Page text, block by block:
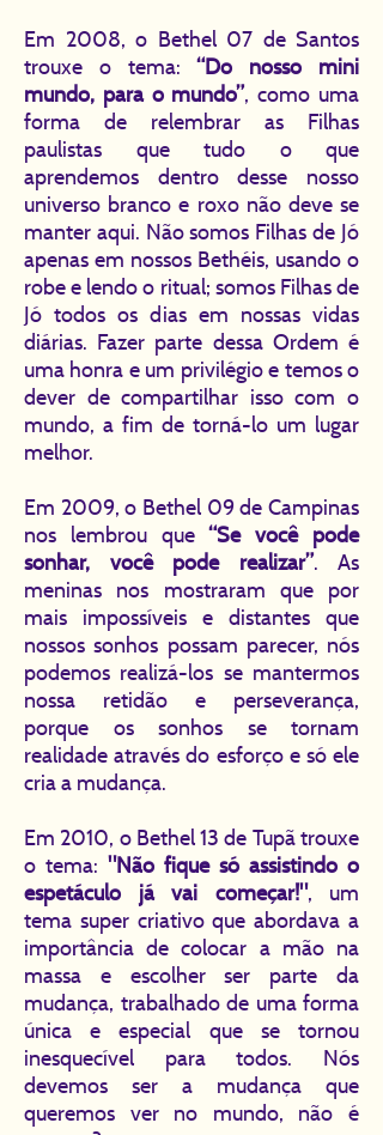
Em 2008, o Bethel 07 de Santos
trouxe o tema:“Do nosso mini
mundo, para o mundo”, como uma
forma de relembrar as Filhas
paulistas que tudo o que
aprendemos dentro desse nosso
universo branco e roxo não deve se
manter aqui. Não somos Filhas de Jó
apenas em nossos Bethéis, usando o
robe e lendo o ritual; somos Filhas de
Jó todos os dias em nossas vidas
diárias. Fazer parte dessa Ordem é
uma honra e um privilégio e temos o
dever de compartilhar isso com o
mundo, a fim de torná-lo um lugar
melhor.
Em 2009, o Bethel 09 de Campinas
nos lembrou que“Se você pode
sonhar, você pode realizar”. As
meninas nos mostraram que por
mais impossíveis e distantes que
nossos sonhos possam parecer, nós
podemos realizá-los se mantermos
nossa retidão e perseverança,
porque os sonhos se tornam
realidade através do esforço e só ele
cria a mudança.
Em 2010, o Bethel 13 de Tupã trouxe
o tema: "Não fique só assistindo o
espetáculo já vai começar!", um
tema super criativo que abordava a
importância de colocar a mão na
massa e escolher ser parte da
mudança, trabalhado de uma forma
única e especial que se tornou
inesquecível para todos. Nós
devemos ser a mudança que
queremos ver no mundo, não é